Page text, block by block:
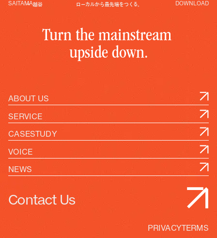
SAITAMA越谷 ローカルから最先端をつくる。 DOWNLOAD
Turn the mainstream
upside down.
ABOUT US
SERVICE
CASESTUDY
VOICE
NEWS
Contact Us
PRIVACYTERMS